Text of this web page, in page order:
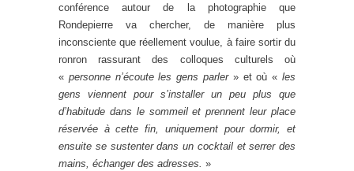
conférence autour de la photographie que
Rondepierre va chercher, de manière plus
inconsciente que réellement voulue, à faire sortir du
ronron rassurant des colloques culturels où
« personne n’écoute les gens parler» et où «les
gens viennent pour s’installer un peu plus que
d’habitude dans le sommeil et prennent leur place
réservée à cette fin, uniquement pour dormir, et
ensuite se sustenter dans un cocktail et serrer des
mains, échanger des adresses. »